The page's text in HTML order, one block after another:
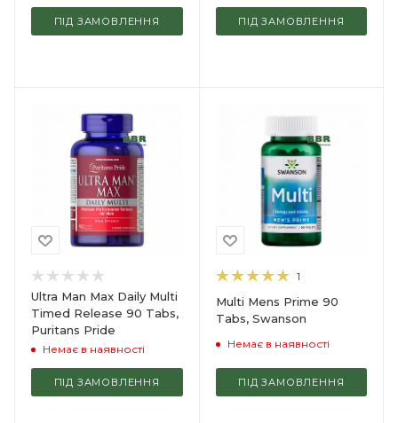
ПІД ЗАМОВЛЕННЯ ПІД ЗАМОВЛЕННЯ
Ultra Man Max Daily Multi
Timed Release 90 Tabs,
Puritans Pride
Немає в наявності
ПІД ЗАМОВЛЕННЯ
1
Multi Mens Prime 90
Tabs, Swanson
Немає в наявності
ПІД ЗАМОВЛЕННЯ